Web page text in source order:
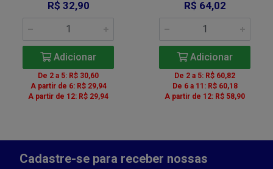
R$ 32,90
Adicionar
De 2 a 5: R$ 30,60
A partir de 6: R$ 29,94
A partir de 12: R$ 29,94
R$ 64,02
Adicionar
De 2 a 5: R$ 60,82
De 6 a 11: R$ 60,18
A partir de 12: R$ 58,90
Cadastre-se para receber nossas